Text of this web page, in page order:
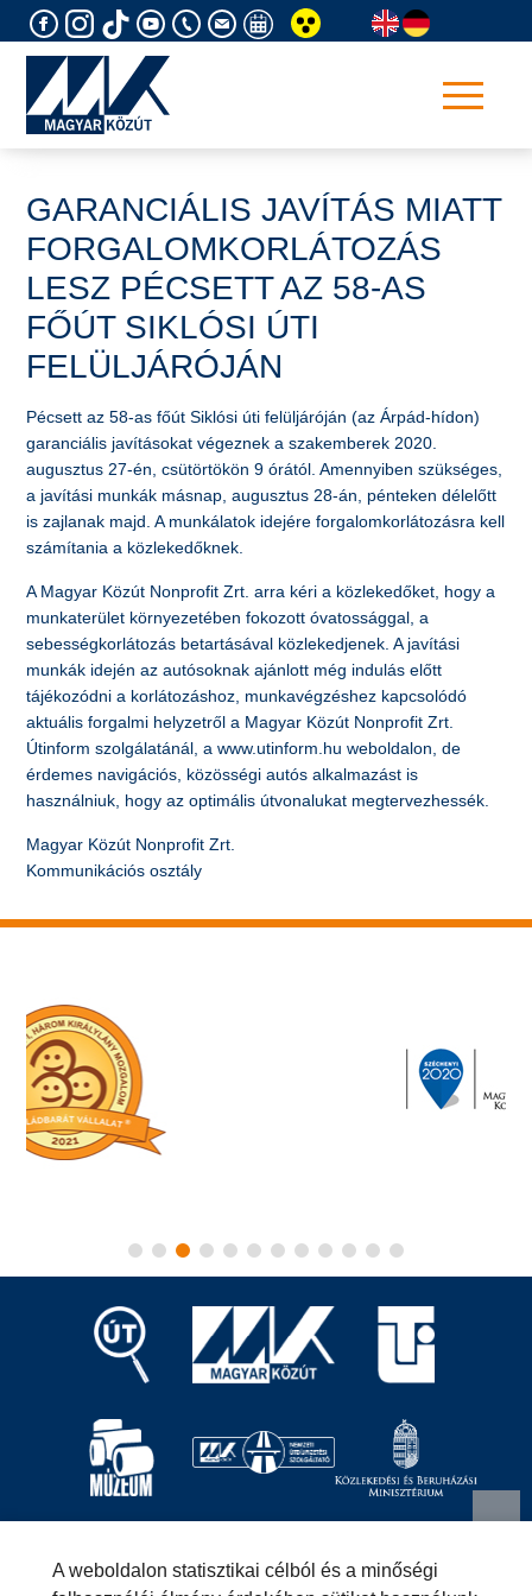
to
GARANCIÁLIS JAVÍTÁS MIATT
FORGALOMKORLÁTOZÁS
LESZ PÉCSETT AZ 58-AS
FŐÚT SIKLÓSI ÚTI
FELÜLJÁRÓJÁN
Pécsett az 58-as főút Siklósi úti felüljáróján (az Árpád-hídon)
garanciális javításokat végeznek a szakemberek 2020.
augusztus 27-én, csütörtökön 9 órától. Amennyiben szükséges,
a javítási munkák másnap, augusztus 28-án, pénteken délelőtt
is zajlanak majd. A munkálatok idejére forgalomkorlátozásra kell
számítania a közlekedőknek.
A Magyar Közút Nonprofit Zrt. arra kéri a közlekedőket, hogy a
munkaterület környezetében fokozott óvatossággal, a
sebességkorlátozás betartásával közlekedjenek. A javítási
munkák idején az autósoknak ajánlott még indulás előtt
tájékozódni a korlátozáshoz, munkavégzéshez kapcsolódó
aktuális forgalmi helyzetről a Magyar Közút Nonprofit Zrt.
Útinform szolgálatánál, a www.utinform.hu weboldalon, de
érdemes navigációs, közösségi autós alkalmazást is
használniuk, hogy az optimális útvonalukat megtervezhessék.
Magyar Közút Nonprofit Zrt.
Kommunikációs osztály
1024 Budapest, Fényes
Elek utca 7-13.
+36 (1) 819-9000 info@kozut.hu
A weboldalon statisztikai célból és a minőségi